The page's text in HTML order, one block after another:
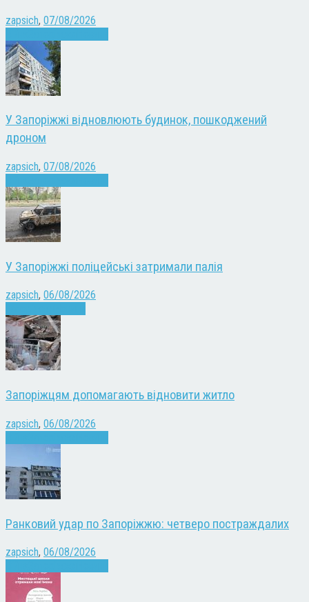
zapsich, 07/08/2026
У Запоріжжі відновлюють будинок, пошкоджений
дроном
zapsich, 07/08/2026
У Запоріжжі поліцейські затримали палія
zapsich, 06/08/2026
Запоріжцям допомагають відновити житло
zapsich, 06/08/2026
Ранковий удар по Запоріжжю: четверо постраждалих
zapsich, 06/08/2026